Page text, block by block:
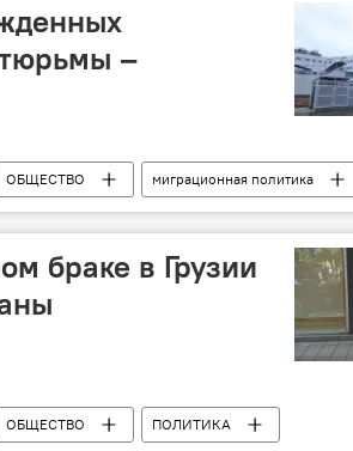
тюрьмы –
ОБЩЕСТВО
миграционная политика
браке в Грузии
ОБЩЕСТВО
ПОЛИТИКА